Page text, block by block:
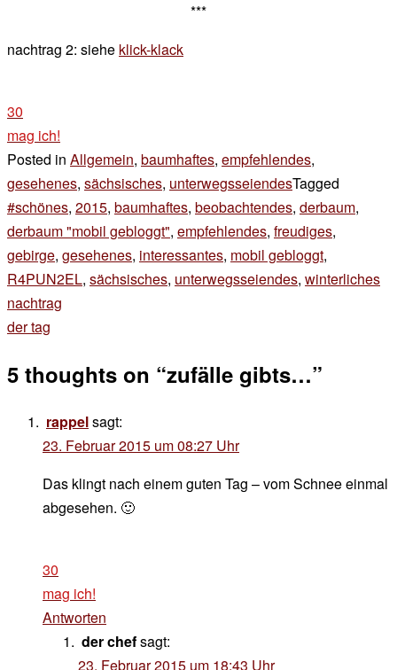
***
nachtrag 2: siehe klick-klack
30
mag ich!
Posted in Allgemein, baumhaftes, empfehlendes,
gesehenes, sächsisches, unterwegsseiendesTagged
#schönes, 2015, baumhaftes, beobachtendes, derbaum,
derbaum "mobil gebloggt", empfehlendes, freudiges,
gebirge, gesehenes, interessantes, mobil gebloggt,
R4PUN2EL, sächsisches, unterwegsseiendes, winterliches
Beitragsnavigation
nachtrag
der tag
5 thoughts on “zufälle gibts…”
rappelsagt:
23. Februar 2015 um 08:27 Uhr
Das klingt nach einem guten Tag – vom Schnee einmal
abgesehen. 🙂
30
mag ich!
Antworten
der chefsagt:
23. Februar 2015 um 18:43 Uhr